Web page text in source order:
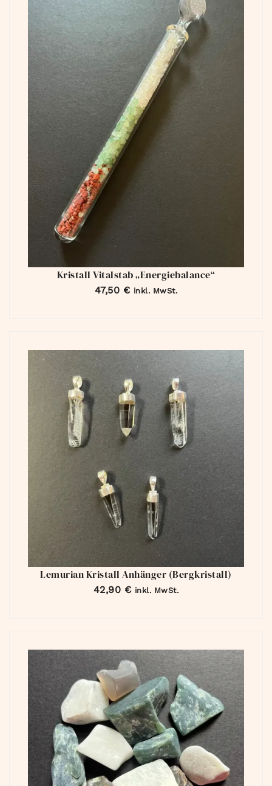
Kristall Vitalstab „Energiebalance“
47,50 € inkl. MwSt.
Lemurian Kristall Anhänger (Bergkristall)
42,90 € inkl. MwSt.